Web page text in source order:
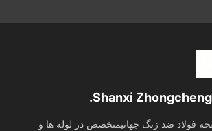
Shanxi
فولاد ضد زنگ جهانیمتخصص در لوله ها و